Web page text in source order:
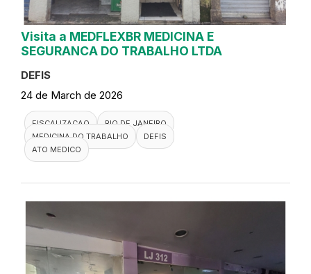
Visita a MEDFLEXBR MEDICINA E
SEGURANCA DO TRABALHO LTDA
DEFIS
24 de March de 2026
FISCALIZACAO
RIO DE JANEIRO
MEDICINA DO TRABALHO
DEFIS
ATO MEDICO